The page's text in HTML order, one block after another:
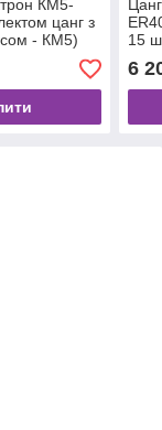
КМ5-
цанг з
- КМ5)
15
6